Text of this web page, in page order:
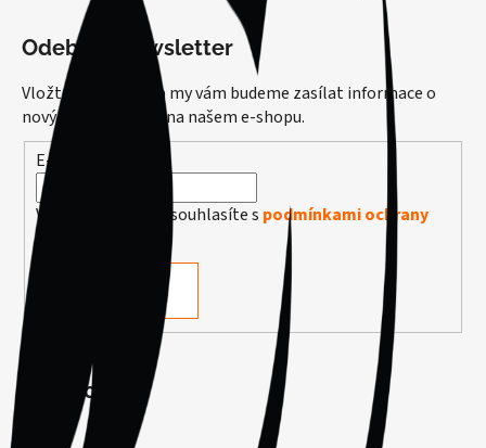
Odebírat newsletter
Vložte svůj e-mail a my vám budeme zasílat informace o
nových produktech na našem e-shopu.
E-mail
Vložením e-mailu souhlasíte s podmínkami ochrany
PŘIHLÁSIT SE
Facebook